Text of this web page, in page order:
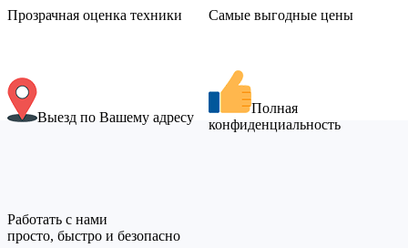
Прозрачная оценка техники Самые выгодные цены
Выезд по Вашему адресу
Полная
конфиденциальность
Работать с нами
просто, быстро и безопасно